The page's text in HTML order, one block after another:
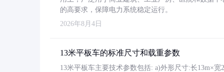
的高要求，保障电力系统稳定运行。
2026年8月4日
13米平板车的标准尺寸和载重参数
13米平板车主要技术参数包括: a)外形尺寸:长13m×